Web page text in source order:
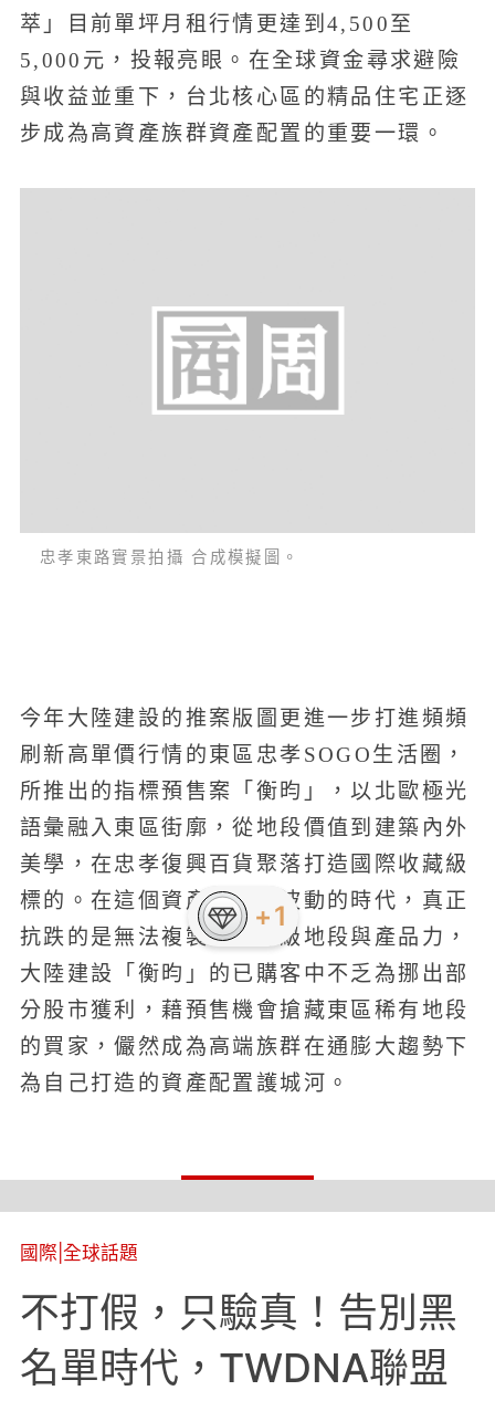
萃」目前單坪月租行情更達到4,500至
5,000元，投報亮眼。在全球資金尋求避險
與收益並重下，台北核心區的精品住宅正逐
步成為高資產族群資產配置的重要一環。
忠孝東路實景拍攝 合成模擬圖。
今年大陸建設的推案版圖更進一步打進頻頻
刷新高單價行情的東區忠孝SOGO生活圈，
所推出的指標預售案「衡昀」，以北歐極光
語彙融入東區街廓，從地段價值到建築內外
美學，在忠孝復興百貨聚落打造國際收藏級
標的。在這個資產價格高波動的時代，真正
抗跌的是無法複製的國際級地段與產品力，
大陸建設「衡昀」的已購客中不乏為挪出部
分股市獲利，藉預售機會搶藏東區稀有地段
的買家，儼然成為高端族群在通膨大趨勢下
為自己打造的資產配置護城河。
國際 全球話題
不打假，只驗真！告別黑
名單時代，TWDNA聯盟